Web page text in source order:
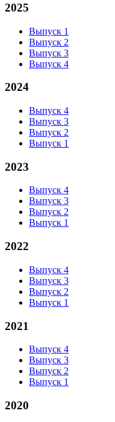
2025
Выпуск 1
Выпуск 2
Выпуск 3
Выпуск 4
2024
Выпуск 4
Выпуск 3
Выпуск 2
Выпуск 1
2023
Выпуск 4
Выпуск 3
Выпуск 2
Выпуск 1
2022
Выпуск 4
Выпуск 3
Выпуск 2
Выпуск 1
2021
Выпуск 4
Выпуск 3
Выпуск 2
Выпуск 1
2020